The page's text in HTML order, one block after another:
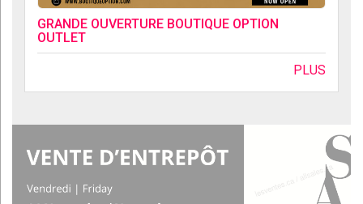
GRANDE OUVERTURE BOUTIQUE OPTION
OUTLET
PLUS